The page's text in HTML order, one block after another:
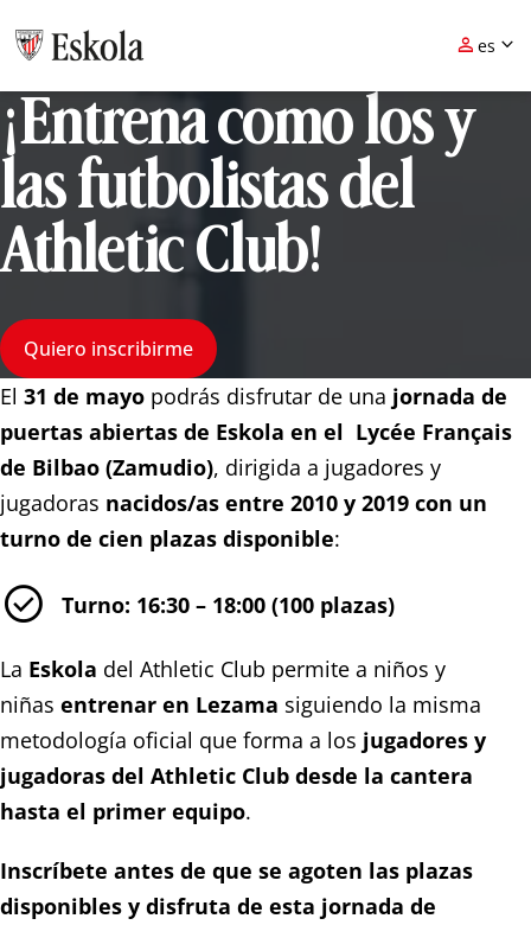
Inscríbete ya
 es 
¡Entrena como los y
las futbolistas del
Athletic Club!
Quiero inscribirme
El 31 de mayo podrás disfrutar de una jornada de
puertas abiertas de Eskola en el Lycée Français
de Bilbao (Zamudio), dirigida a jugadores y
jugadoras nacidos/as entre 2010 y 2019 con un
turno de cien plazas disponible:
 Turno: 16:30 – 18:00 (100 plazas)
La Eskola del Athletic Club permite a niños y
niñas entrenar en Lezama siguiendo la misma
metodología oficial que forma a los jugadores y
jugadoras del Athletic Club desde la cantera
hasta el primer equipo.
Inscríbete antes de que se agoten las plazas
disponibles y disfruta de esta jornada de